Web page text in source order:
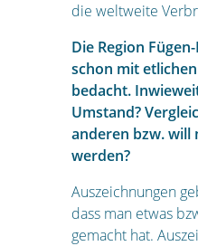
die weltweite
Die Region
schon mit
bedacht.
Umstand?
anderen bzw. will
werden?
Auszeichnungen
dass man etwas
gemacht hat.